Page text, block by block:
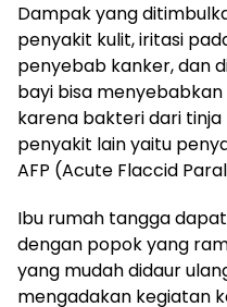
Dampak yang
penyakit kulit, iritasi
penyebab kanker, dan
bayi bisa
karena bakteri dari tinja
penyakit lain yaitu
AFP (Acute Flaccid
Ibu rumah tangga
dengan popok yang
yang mudah didaur
mengadakan kegiatan